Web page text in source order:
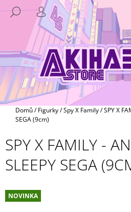
na
HLEDAT
PŘIHLÁŠENÍ
Domů/ Figurky/Spy X Family/SPY X
SEGA (9cm)
SPY X FAMILY -
SLEEPY SEGA
NOVINKA
K
K
ZPĚT
ZPĚT
C
O
P
O
T
Ř
E
B
U
J
E
T